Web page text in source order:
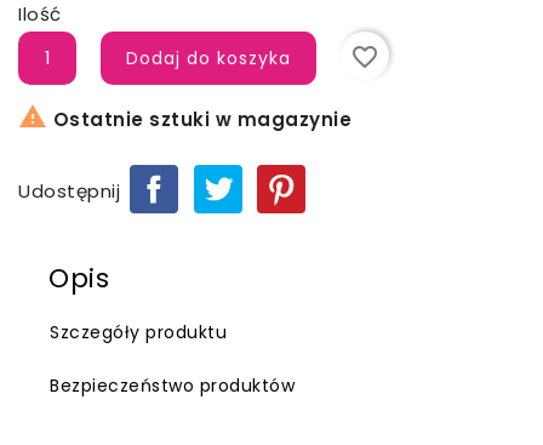
Ilość
Dodaj do koszyka favorite_border
 Ostatnie sztuki w magazynie
Udostępnij
Opis
Szczegóły produktu
Bezpieczeństwo produktów